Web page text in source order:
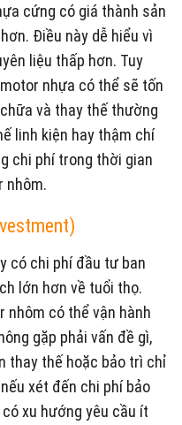
cứng có giá thành sản
Điều này dễ hiểu vì
liệu thấp hơn. Tuy
nhựa có thể sẽ tốn
và thay thế thường
linh kiện hay thậm chí
chi phí trong thời gian
nhôm.
có chi phí đầu tư ban
lớn hơn về tuổi thọ.
nhôm có thể vận hành
gặp phải vấn đề gì,
thay thế hoặc bảo trì chỉ
xét đến chi phí bảo
xu hướng yêu cầu ít